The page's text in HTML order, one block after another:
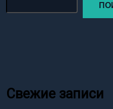
Свежие записи